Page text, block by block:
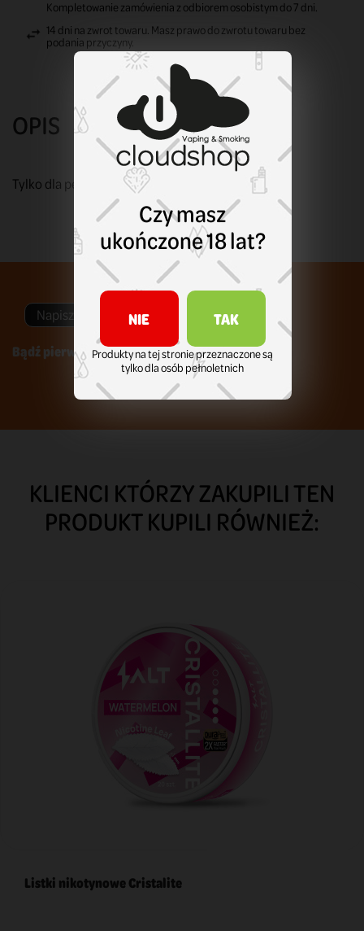
Kompletowanie zamówienia z odbiorem osobistym do 7 dni.
14 dni na zwrot towaru. Masz prawo do zwrotu towaru bez
podania przyczyny.
OPIS
Tylko dla pełnoletnich.
Napisz swoją opinię
Bądź pierwszym który napisze recenzję !
KLIENCI KTÓRZY ZAKUPILI TEN
PRODUKT KUPILI RÓWNIEŻ:
Listki nikotynowe Cristalite
Czy masz
ukończone 18 lat?
NIE TAK
Produkty na tej stronie przeznaczone są
tylko dla osób pełnoletnich